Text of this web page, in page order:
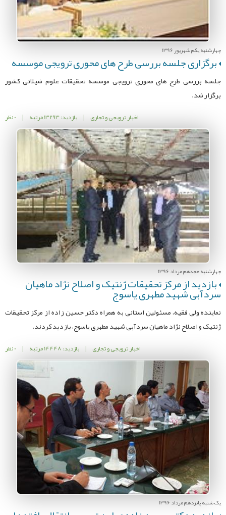
چهارشنبه یکم شهریور 1396
برگزاری جلسه بررسی طرح های محوری ترویجی موسسه
جلسه بررسی طرح های محوری ترویجی موسسه تحقیقات علوم شیلاتی کشور
برگزار شد.
اخبار ترویجی و تجاری | بازدید: 13293 مرتبه | 0 نظر
چهارشنبه هجدهم مرداد 1396
بازدید از مرکز تحقیقات ژنتیک و اصلاح نژاد ماهیان
سردآبی شهید مطهری یاسوج
نماینده ولی فقیه، مسئولین استانی به همراه دکتر حسین زاده از مرکز تحقیقات
ژنتیک و اصلاح نژاد ماهیان سردآبی شهید مطهری یاسوج، بازدید کردند.
اخبار ترویجی و تجاری | بازدید: 14448 مرتبه | 0 نظر
یک شنبه پانزدهم مرداد 1396